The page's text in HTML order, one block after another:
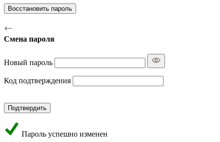
Восстановить пароль
Смена пароля
Новый пароль
Код подтверждения
Подтвердить
Пароль успешно изменен